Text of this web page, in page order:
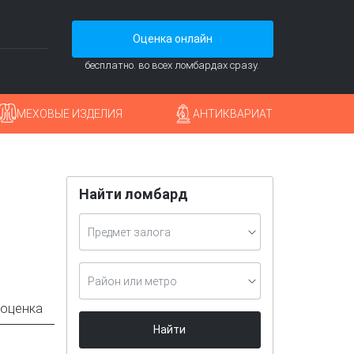
Оценка онлайн
бесплатно. во всех ломбардах сразу.
МЕХОВЫЕ ИЗДЕЛИЯ АНТИКВАРИАТ
Найти ломбард
Предмет залога
Район или метро
Найти